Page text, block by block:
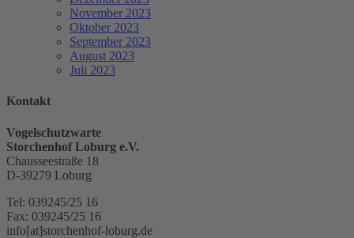
November 2023
Oktober 2023
September 2023
August 2023
Juli 2023
Kontakt
Vogelschutzwarte
Storchenhof Loburg e.V.
Chausseestraße 18
D-39279 Loburg
Tel: 039245/25 16
Fax: 039245/25 16
info[at]storchenhof-loburg.de